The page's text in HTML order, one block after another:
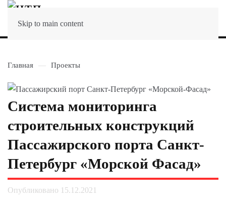
Skip to main content
Главная Проекты
Система мониторинга
строительных конструкций
Пассажирского порта Санкт-
Петербург «Морской Фасад»
Опубликовано 15.12.2021